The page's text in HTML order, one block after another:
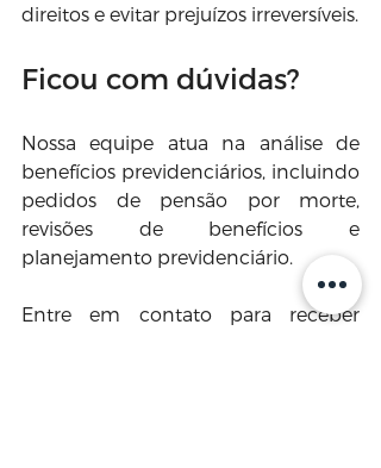
direitos e evitar prejuízos irreversíveis.
Ficou com dúvidas?
Nossa equipe atua na análise de
benefícios previdenciários, incluindo
pedidos de pensão por morte,
revisões de benefícios e
planejamento previdenciário.
Entre em contato para receber